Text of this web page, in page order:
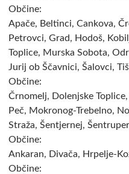
Občine:
Apače, Beltinci, Cankova,
Petrovci, Grad, Hodoš,
Toplice, Murska Sobota,
Jurij ob Ščavnici, Šalovci,
Občine:
Črnomelj, Dolenjske
Peč, Mokronog-Trebelno,
Straža, Šentjernej,
Občine:
Ankaran, Divača, Hrpelje-
Občine: